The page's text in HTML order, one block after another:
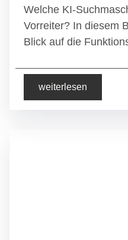
Welche KI-
Vorreiter? In diesem
Blick auf die
weiterlesen